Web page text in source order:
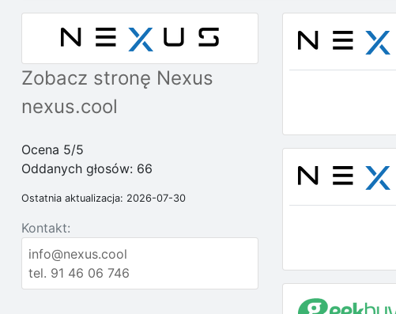
Zobacz stronę Nexus
nexus.cool
Ocena 5/5
Oddanych głosów: 66
Ostatnia aktualizacja: 2026-07-30
Kontakt:
info@nexus.cool
tel. 91 46 06 746